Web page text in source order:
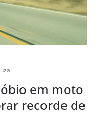
em moto
recorde de